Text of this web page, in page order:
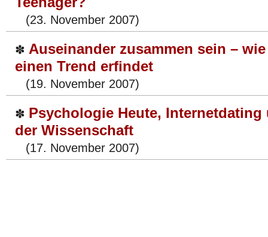
(23. November 2007)
✽ Auseinander zusammen sein –
einen Trend erfindet
(19. November 2007)
✽ Psychologie Heute, Internetdating
der Wissenschaft
(17. November 2007)